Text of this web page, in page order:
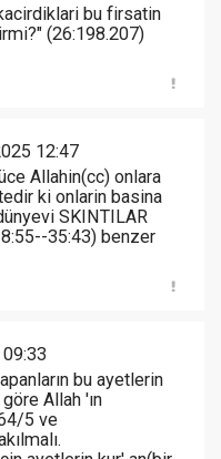
bu firsatin
(26:198.207)
12:47
Allahin(cc) onlara
ki onlarin basina
SKINTILAR
35:43) benzer
bu ayetlerin
Allah 'ın
5 ve